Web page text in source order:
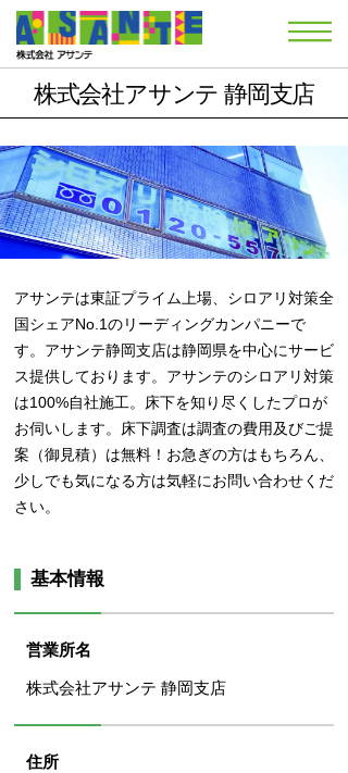
株式会社アサンテ 静岡支店
アサンテは東証プライム上場、シロアリ対策全
国シェアNo.1のリーディングカンパニーで
す。アサンテ静岡支店は静岡県を中心にサービ
ス提供しております。アサンテのシロアリ対策
は100%自社施工。床下を知り尽くしたプロが
お伺いします。床下調査は調査の費用及びご提
案（御見積）は無料！お急ぎの方はもちろん、
少しでも気になる方は気軽にお問い合わせくだ
さい。
基本情報
営業所名
株式会社アサンテ 静岡支店
住所